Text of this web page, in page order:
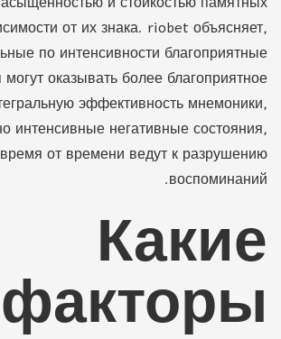
от их знака. riobet объясняет,
по интенсивности благоприятные
оказывать более благоприятное
эффективность мнемоники,
интенсивные негативные состояния,
от времени ведут к разрушению
воспоминаний.
Какие
факторы